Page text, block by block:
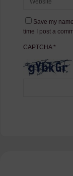
Save my
time I post a
CAPTCHA*